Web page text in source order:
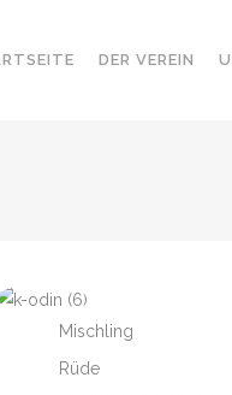
DER VEREIN
Mischling
Rüde